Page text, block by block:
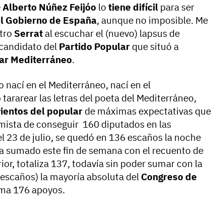
Alberto Núñez Feijóo lo tiene difícil para ser
de España, aunque no imposible. Me
Serratal escuchar el (nuevo) lapsus de
del Partido Popular que situó a
Mediterráneo.
nací en el Mediterráneo, nací en el
las letras del poeta del Mediterráneo,
del popular de máximas expectativas que
de conseguir 160 diputados en las
23 de julio, se quedó en 136 escaños la noche
sumado este fin de semana con el recuento de
totaliza 137, todavía sin poder sumar con la
la mayoría absoluta del Congreso de
176 apoyos.